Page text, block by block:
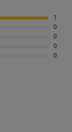
1
0
0
0
0